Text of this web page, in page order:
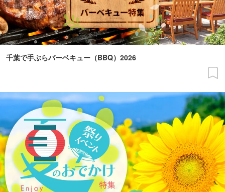
千葉で手ぶらバーベキュー（BBQ）2026